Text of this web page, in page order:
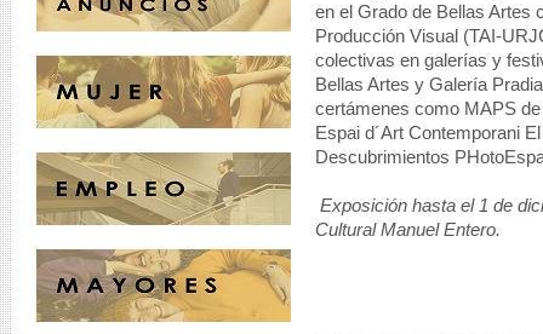
en el Grado de Bellas Artes
Producción Visual (TAI-
colectivas en galerías y
Bellas Artes y Galería
certámenes como MAPS
Espai d´Art Contemporani
Descubrimientos
Exposición hasta el 1 de
Cultural Manuel Entero.